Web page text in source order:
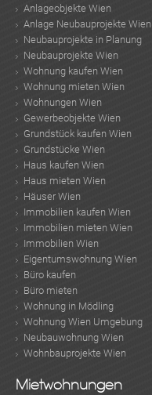
Anlageobjekte Wien
Anlage Neubauprojekte Wien
Neubauprojekte in Planung
Neubauprojekte Wien
Wohnung kaufen Wien
Wohnung mieten Wien
Wohnungen Wien
Gewerbeobjekte Wien
Grundstück kaufen Wien
Grundstücke Wien
Haus kaufen Wien
Haus mieten Wien
Häuser Wien
Immobilien kaufen Wien
Immobilien mieten Wien
Immobilien Wien
Eigentumswohnung Wien
Büro kaufen
Büro mieten
Wohnung in Mödling
Wohnung Wien Umgebung
Neubauwohnung Wien
Wohnbauprojekte Wien
Mietwohnungen